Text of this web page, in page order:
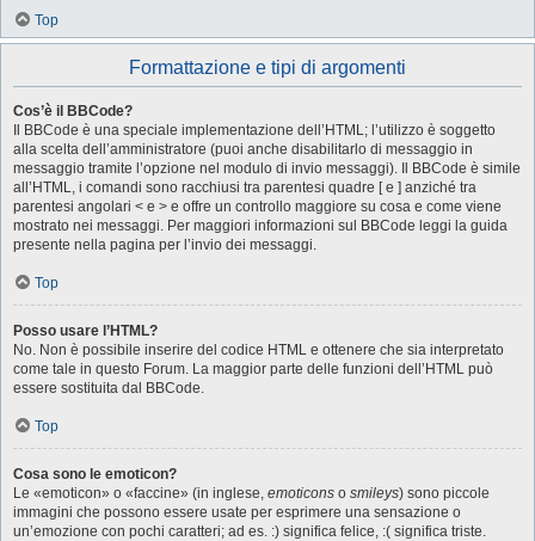
Top
Formattazione e tipi di argomenti
Cos’è il BBCode?
Il BBCode è una speciale implementazione dell’HTML; l’utilizzo è soggetto
alla scelta dell’amministratore (puoi anche disabilitarlo di messaggio in
messaggio tramite l’opzione nel modulo di invio messaggi). Il BBCode è simile
all’HTML, i comandi sono racchiusi tra parentesi quadre [ e ] anziché tra
parentesi angolari < e > e offre un controllo maggiore su cosa e come viene
mostrato nei messaggi. Per maggiori informazioni sul BBCode leggi la guida
presente nella pagina per l’invio dei messaggi.
Top
Posso usare l’HTML?
No. Non è possibile inserire del codice HTML e ottenere che sia interpretato
come tale in questo Forum. La maggior parte delle funzioni dell’HTML può
essere sostituita dal BBCode.
Top
Cosa sono le emoticon?
Le «emoticon» o «faccine» (in inglese, emoticons o smileys) sono piccole
immagini che possono essere usate per esprimere una sensazione o
un’emozione con pochi caratteri; ad es. :) significa felice, :( significa triste.